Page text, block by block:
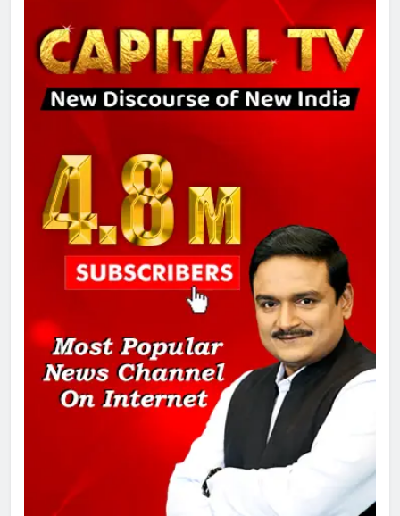
बढ़ा पंचायतों का बजट
7
8
चुनाव से पहले लालू परिवार पर बड़ा झटका,
दिल्ली कोर्ट ने IRCTC घोटाले में आरोप
तय किए
SRN अस्पताल का नाम अमर शहीद ठाकुर
रोशन सिंह के नाम पर करने की मांग तेज
अमर शहीद ठाकुर रोशन सिंह के नाम पर
स्वरूप रानी नेहरू चिकित्सालय का
नामकरण करने की मांग को लेकर